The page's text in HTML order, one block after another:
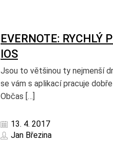
EVERNOTE: RYCHLÝ
IOS
Jsou to většinou ty nejmenší
se vám s aplikací pracuje
Občas […]
13. 4. 2017
Jan Březina